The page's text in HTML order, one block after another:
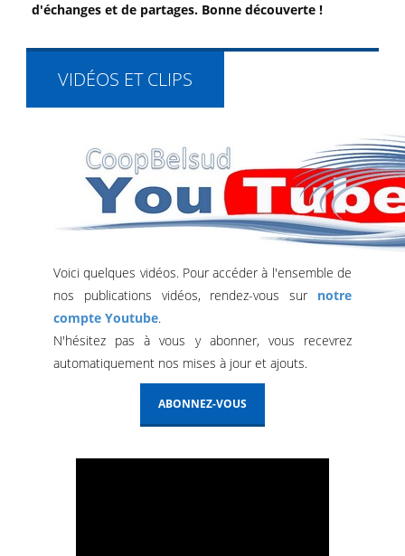
d'échanges et de partages. Bonne découverte !
VIDÉOS ET CLIPS
Voici quelques vidéos. Pour accéder à l'ensemble de
nos publications vidéos, rendez-vous sur notre
compte Youtube.
N'hésitez pas à vous y abonner, vous recevrez
automatiquement nos mises à jour et ajouts.
ABONNEZ-VOUS